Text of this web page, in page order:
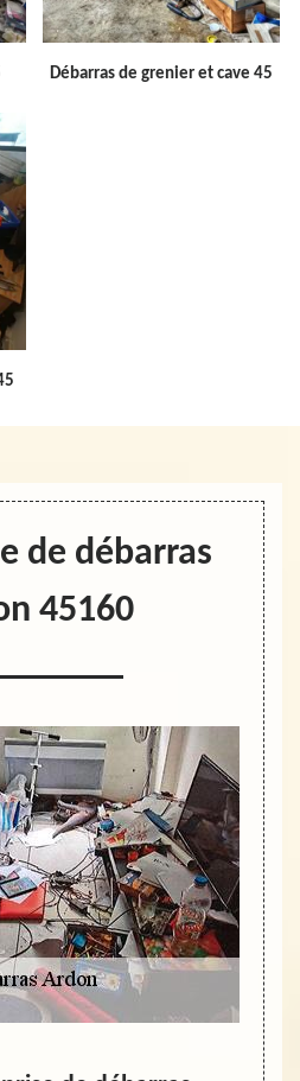
Débarras de grenier et cave 45
de débarras
45160